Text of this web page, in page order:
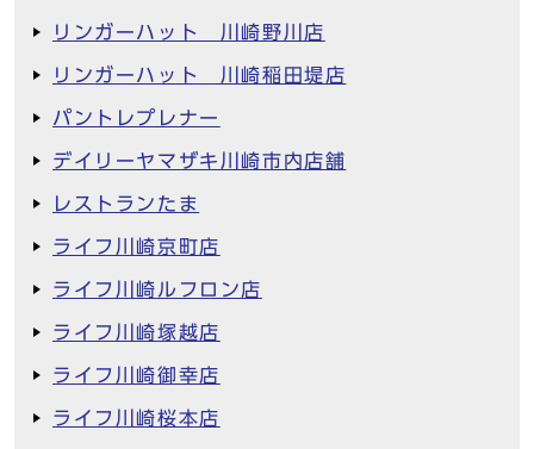
リンガーハット 川崎野川店
リンガーハット 川崎稲田堤店
パントレプレナー
デイリーヤマザキ川崎市内店舗
レストランたま
ライフ川崎京町店
ライフ川崎ルフロン店
ライフ川崎塚越店
ライフ川崎御幸店
ライフ川崎桜本店